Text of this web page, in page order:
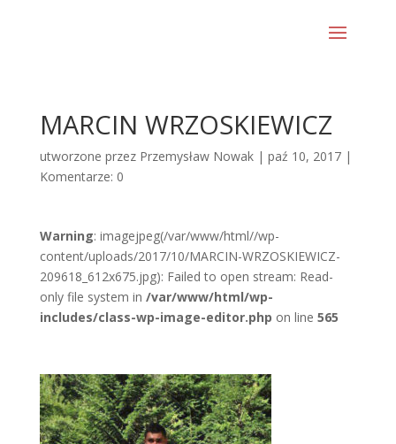
MARCIN WRZOSKIEWICZ
utworzone przez Przemysław Nowak| paź 10, 2017|
Komentarze: 0
Warning: imagejpeg(/var/www/html//wp-
content/uploads/2017/10/MARCIN-WRZOSKIEWICZ-
209618_612x675.jpg): Failed to open stream: Read-
only file system in /var/www/html/wp-
includes/class-wp-image-editor.php on line 565